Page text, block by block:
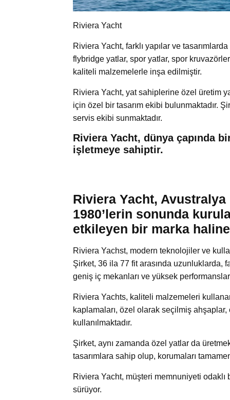
Riviera Yacht
Riviera Yacht, farklı yapılar ve
flybridge yatlar, spor yatlar, spor
kaliteli malzemelerle inşa edilmiştir.
Riviera Yacht, yat sahiplerine özel üretim
için özel bir tasarım ekibi bulunmaktadır.
servis ekibi sunmaktadır.
Riviera Yacht, dünya çapında
işletmeye sahiptir.
Riviera Yacht,
1980’lerin sonunda
etkileyen bir marka
Riviera Yachst, modern teknolojiler ve
Şirket, 36 ila 77 fit arasında uzunluklarda,
geniş iç mekanları ve yüksek
Riviera Yachts, kaliteli malzemeleri
kaplamaları, özel olarak seçilmiş
kullanılmaktadır.
Şirket, aynı zamanda özel yatlar da
tasarımlara sahip olup, korumaları
Riviera Yacht, müşteri memnuniyeti
sürüyor.